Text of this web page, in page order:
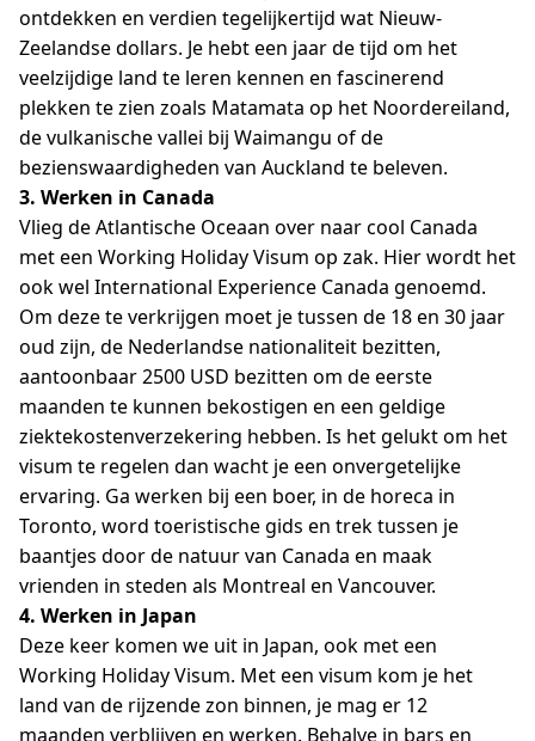
ontdekken en verdien tegelijkertijd wat Nieuw-
Zeelandse dollars. Je hebt een jaar de tijd om het
veelzijdige land te leren kennen en fascinerend
plekken te zien zoals Matamata op het Noordereiland,
de vulkanische vallei bij Waimangu of de
bezienswaardigheden van Auckland te beleven.
3. Werken in Canada
Vlieg de Atlantische Oceaan over naar cool Canada
met een Working Holiday Visum op zak. Hier wordt het
ook wel International Experience Canada genoemd.
Om deze te verkrijgen moet je tussen de 18 en 30 jaar
oud zijn, de Nederlandse nationaliteit bezitten,
aantoonbaar 2500 USD bezitten om de eerste
maanden te kunnen bekostigen en een geldige
ziektekostenverzekering hebben. Is het gelukt om het
visum te regelen dan wacht je een onvergetelijke
ervaring. Ga werken bij een boer, in de horeca in
Toronto, word toeristische gids en trek tussen je
baantjes door de natuur van Canada en maak
vrienden in steden als Montreal en Vancouver.
4. Werken in Japan
Deze keer komen we uit in Japan, ook met een
Working Holiday Visum. Met een visum kom je het
land van de rijzende zon binnen, je mag er 12
maanden verblijven en werken. Behalve in bars en